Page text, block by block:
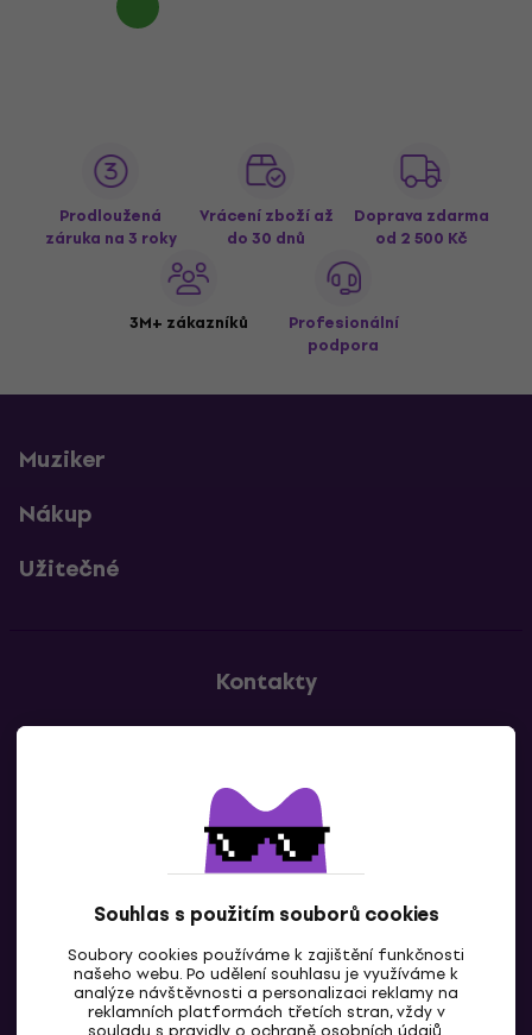
Souhlas s použitím souborů cookies
Soubory cookies používáme k zajištění funkčnosti
našeho webu. Po udělení souhlasu je využíváme k
analýze návštěvnosti a personalizaci reklamy na
reklamních platformách třetích stran, vždy v
Prodloužená
záruka na 3 roky
Vrácení zboží až
do 30 dnů
Doprava zdarma
od 2 500 Kč
3M+ zákazníků
Profesionální
podpora
Muziker
Nákup
Užitečné
Kontakty
CZ